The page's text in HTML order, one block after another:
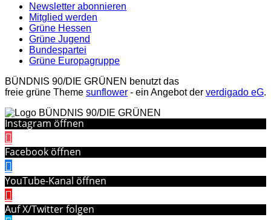
Newsletter abonnieren
Mitglied werden
Grüne Hessen
Grüne Jugend
Bundespartei
Grüne Europagruppe
BÜNDNIS 90/DIE GRÜNEN benutzt das
freie grüne Theme sunflower ‐ ein Angebot der verdigado eG.
Instagram öffnen
Facebook öffnen
YouTube-Kanal öffnen
Auf X/Twitter folgen